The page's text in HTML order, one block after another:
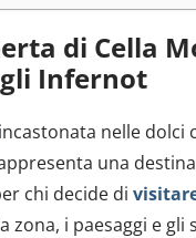
di Cella
Infernot
nelle dolci
una
chi decide di
zona, i paesaggi e gli